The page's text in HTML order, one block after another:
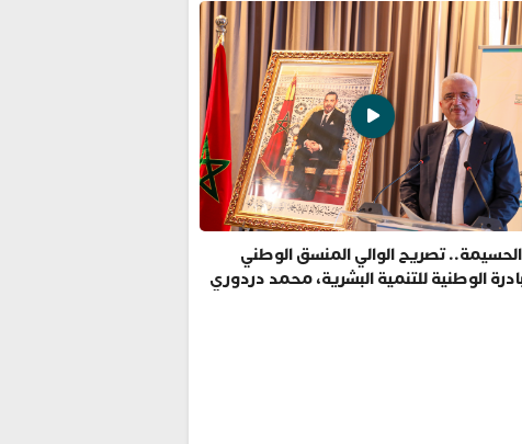
بأفضل المعايير الدولية
تصريح الوالي المنسق الوطني
الوطنية للتنمية البشرية، محمد دردوري